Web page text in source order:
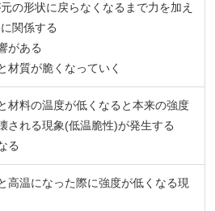
の形状に戻らなくなるまで力を加え
関係する
がある
材質が脆くなっていく
材料の温度が低くなると本来の強度
される現象(低温脆性)が発生する
る
高温になった際に強度が低くなる現